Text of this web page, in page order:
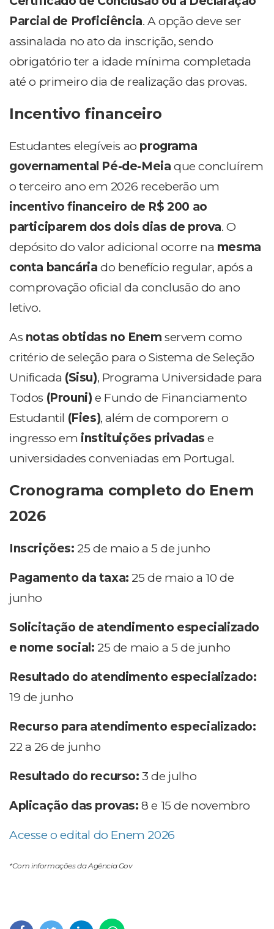
Parcial de Proficiência. A opção deve ser
assinalada no ato da inscrição, sendo
obrigatório ter a idade mínima completada
até o primeiro dia de realização das provas.
Incentivo financeiro
Estudantes elegíveis ao programa
governamental Pé-de-Meia que concluírem
o terceiro ano em 2026 receberão um
incentivo financeiro de R$ 200 ao
participarem dos dois dias de prova. O
depósito do valor adicional ocorre na mesma
conta bancária do benefício regular, após a
comprovação oficial da conclusão do ano
letivo.
As notas obtidas no Enem servem como
critério de seleção para o Sistema de Seleção
Unificada (Sisu), Programa Universidade para
Todos (Prouni)e Fundo de Financiamento
Estudantil (Fies), além de comporem o
ingresso em instituições privadas e
universidades conveniadas em Portugal.
Cronograma completo do Enem
2026
Inscrições: 25 de maio a 5 de junho
Pagamento da taxa: 25 de maio a 10 de
junho
Solicitação de atendimento especializado
e nome social: 25 de maio a 5 de junho
Resultado do atendimento especializado:
19 de junho
Recurso para atendimento especializado:
22 a 26 de junho
Resultado do recurso: 3 de julho
Aplicação das provas: 8 e 15 de novembro
Acesse o edital do Enem 2026
*Com informações da Agência Gov